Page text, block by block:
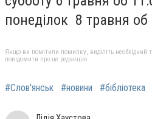
понеділок 8 травня об
Якщо ви помітили помилку, виділіть необхідний
повідомити про це редакцію
#Слов'янськ #новини #бібліотека